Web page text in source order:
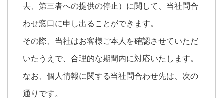
去、第三者への提供の停止）に関して、当社問合
わせ窓口に申し出ることができます。
その際、当社はお客様ご本人を確認させていただ
いたうえで、合理的な期間内に対応いたします。
なお、個人情報に関する当社問合わせ先は、次の
通りです。